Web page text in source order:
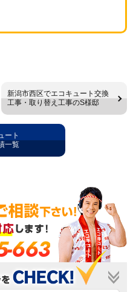
新潟市西区でエコキュート交換
工事・取り替え工事のS様邸
ート
一覧
663